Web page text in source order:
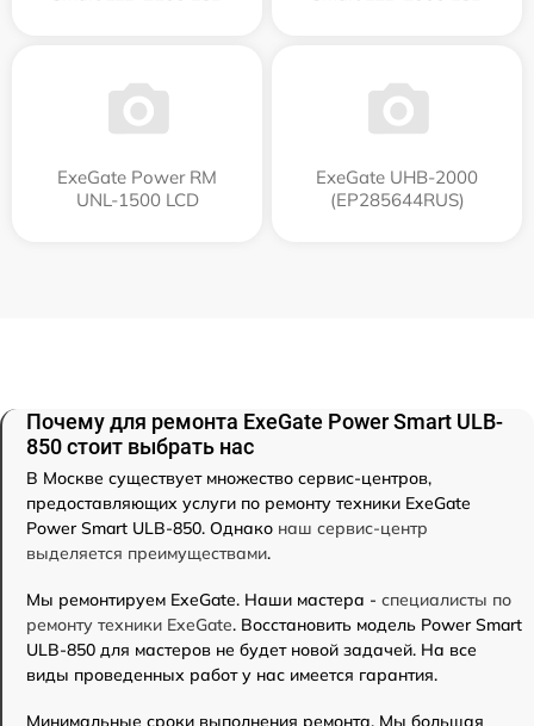
ExeGate Power RM
UNL-1500 LCD
ExeGate UHB-2000
(EP285644RUS)
Почему для ремонта ExeGate Power Smart ULB-
850 стоит выбрать нас
В Москве существует множество сервис-центров,
предоставляющих услуги по ремонту техники ExeGate
Power Smart ULB-850. Однако наш сервис-центр
выделяется преимуществами.
Мы ремонтируем ExeGate. Наши мастера - специалисты по
ремонту техники ExeGate. Восстановить модель Power Smart
ULB-850 для мастеров не будет новой задачей. На все
виды проведенных работ у нас имеется гарантия.
Минимальные сроки выполнения ремонта. Мы большая